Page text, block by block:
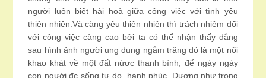
người luôn biết hài hoà giữa công việc với tình yêu
thiên nhiên.Và càng yêu thiên nhiên thì trách nhiệm đối
với công việc càng cao bởi ta có thể nhận thấy đằng
sau hình ảnh người ung dung ngắm trăng đó là một nõi
khao khát về một đất nứơc thanh bình, để ngày ngày
con người đc sống tự do, hạnh phúc. Dương như trong